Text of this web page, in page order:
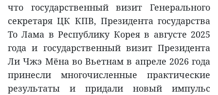
что государственный визит Генерального
секретаря ЦК КПВ, Президента государства
То Лама в Республику Корея в августе 2025
года и государственный визит Президента
Ли Чжэ Мёна во Вьетнам в апреле 2026 года
принесли многочисленные практические
результаты и придали новый импульс